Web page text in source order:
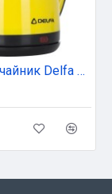
Электрочайник Delfa DK 3530 X жовтий (DK 3530 X yellow)